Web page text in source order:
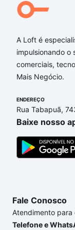
A Loft é
impulsionando o
comerciais,
Mais Negócio.
ENDEREÇO
Rua Tabapuã,
Baixe nosso
Fale Conosco
Atendimento para
Telefone e